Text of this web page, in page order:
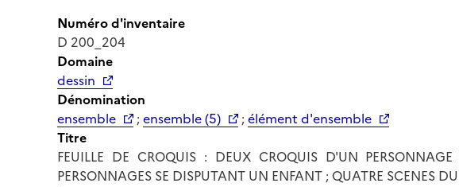
Numéro d'inventaire
D 200_204
Domaine
dessin
Dénomination
ensemble
;ensemble (5) ;élément d'ensemble
Titre
FEUILLE DE CROQUIS : DEUX CROQUIS D'UN
PERSONNAGES SE DISPUTANT UN ENFANT ; QUATRE SCENES